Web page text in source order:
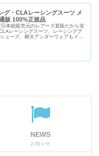
グ・CLAレーシングスーツ メ
販 100%正規品
本総販売元のレアーズ直販だから安
レーシングスーツ、レーシンググ
ューズ、耐火アンダーウェアもメー
NEWS
お知らせ